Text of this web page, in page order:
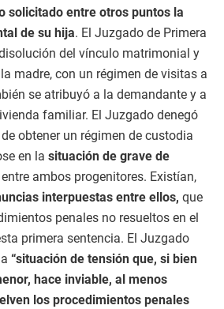
solicitado entre otros puntos la
de su hija. El Juzgado de Primera
del vínculo matrimonial y
madre, con un régimen de visitas a
se atribuyó a la demandante y a
familiar. El Juzgado denegó
obtener un régimen de custodia
en la situación de grave de
ambos progenitores. Existían,
interpuestas entre ellos, que
penales no resueltos en el
primera sentencia. El Juzgado
“situación de tensión que, si bien
hace inviable, al menos
los procedimientos penales